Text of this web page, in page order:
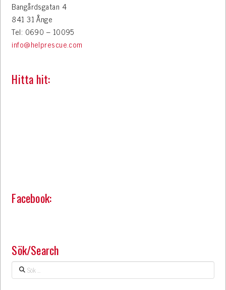
Bangårdsgatan 4
841 31 Ånge
Tel: 0690 – 10095
info@helprescue.com
Hitta hit:
Facebook:
Sök/Search
Sök
…